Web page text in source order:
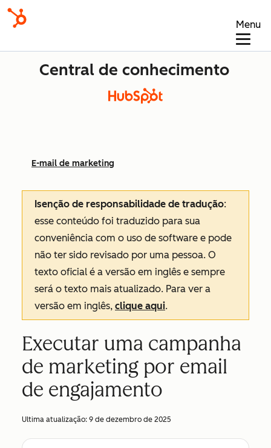
Menu
Central de conhecimento
E-mail de marketing
Isenção de responsabilidade de tradução:
esse conteúdo foi traduzido para sua
conveniência com o uso de software e pode
não ter sido revisado por uma pessoa. O
texto oficial é a versão em inglês e sempre
será o texto mais atualizado. Para ver a
versão em inglês, clique aqui.
Executar uma campanha
de marketing por email
de engajamento
Ultima atualização: 9 de dezembro de 2025